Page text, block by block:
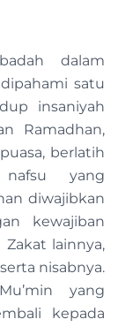
dalam
satu
insaniyah
Ramadhan,
berlatih
yang
diwajibkan
kewajiban
lainnya,
nisabnya.
yang
kepada